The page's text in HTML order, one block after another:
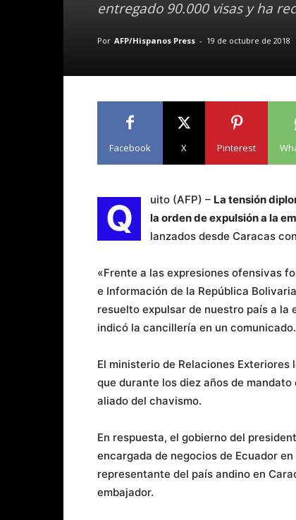
entregado 90.000 visas y ha
Por AFP/Hispanos Press - 19 de octubre de 2018
Facebook X Pinterest
Q uito (AFP) – La tensión
la orden de expulsión a la
lanzados desde Caracas
«Frente a las expresiones ofensivas
e Información de la República
resuelto expulsar de nuestro país a la
indicó la cancillería en un comunicado.
El ministerio de Relaciones
que durante los diez años de
aliado del chavismo.
En respuesta, el gobierno del
encargada de negocios de Ecuador
representante del país andino en
embajador.